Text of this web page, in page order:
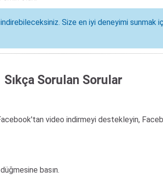
Size en iyi deneyimi
Sıkça Sorulan Sorular
video indirmeyi destekleyin,
düğmesine basın.